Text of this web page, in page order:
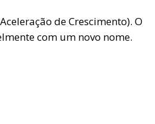
de Crescimento). O
com um novo nome.